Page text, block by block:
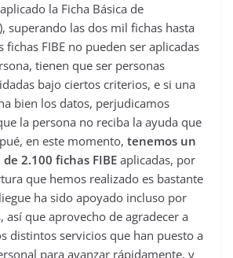
la Ficha Básica de
superando las dos mil fichas hasta
fichas FIBE no pueden ser aplicadas
tienen que ser personas
bajo ciertos criterios, e si una
bien los datos, perjudicamos
la persona no reciba la ayuda que
en este momento, tenemos un
2.100 fichas FIBE aplicadas, por
que hemos realizado es bastante
ha sido apoyado incluso por
que aprovecho de agradecer a
distintos servicios que han puesto a
para avanzar rápidamente, y